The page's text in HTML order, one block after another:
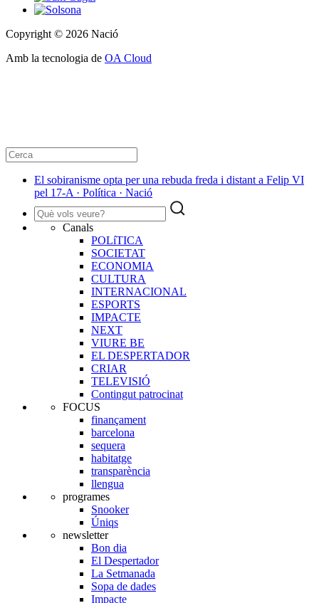
Copyright © 2026 Nació
Amb la tecnologia de OA Cloud
El sobiranisme opta per una rebuda freda i distant a Felip VI
pel 17-A · Política · Nació
Canals
POLíTICA
SOCIETAT
ECONOMIA
CULTURA
INTERNACIONAL
ESPORTS
IMPACTE
NEXT
VIURE BE
EL DESPERTADOR
CRIAR
TELEVISIÓ
Contingut patrocinat
FOCUS
finançament
barcelona
sequera
habitatge
transparència
llengua
programes
Snooker
Úniqs
newsletter
Bon dia
El Despertador
La Setmanada
Sopa de dades
Impacte